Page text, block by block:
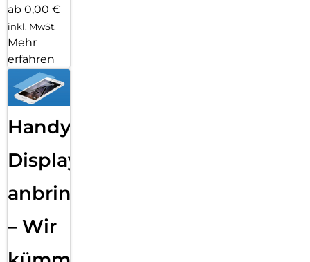
ab 0,00 €
inkl. MwSt.
Mehr
erfahren
Handy
Displayfolie
anbringen
– Wir